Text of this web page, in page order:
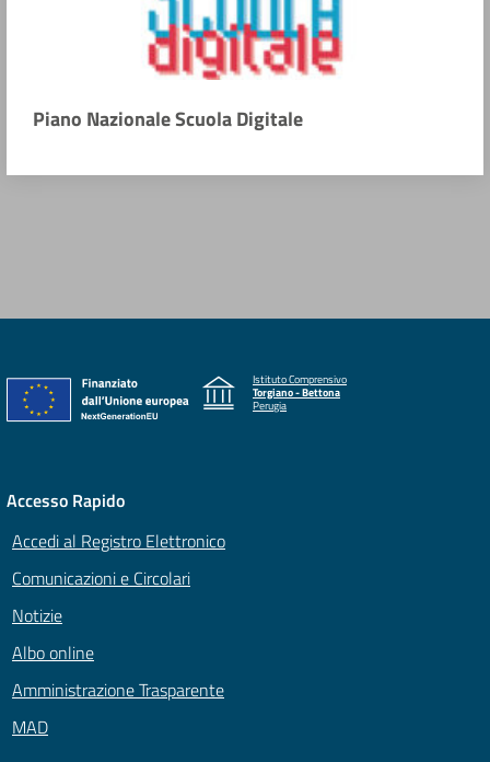
Piano Nazionale Scuola Digitale
Istituto Comprensivo
Torgiano - Bettona
Perugia
Accesso Rapido
Accedi al Registro Elettronico
Comunicazioni e Circolari
Notizie
Albo online
Amministrazione Trasparente
MAD